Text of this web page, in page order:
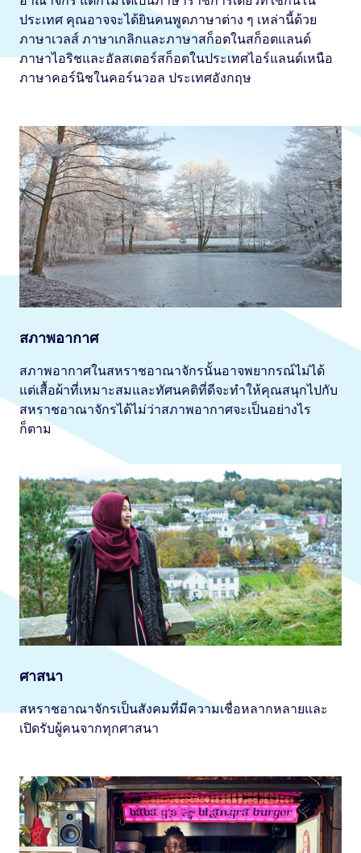
ประเทศ คุณอาจจะได้ยินคนพูดภาษาต่าง ๆ เหล่านี้ด้วย
ภาษาเวลส์ ภาษาเกลิกและภาษาสก็อตในสก็อตแลนด์
ภาษาไอริชและอัลสเตอร์สก็อตในประเทศไอร์แลนด์เหนือ
ภาษาคอร์นิชในคอร์นวอล ประเทศอังกฤษ
สภาพอากาศ
สภาพอากาศในสหราชอาณาจักรนั้นอาจพยากรณ์ไม่ได้
แต่เสื้อผ้าที่เหมาะสมและทัศนคติที่ดีจะทำให้คุณสนุกไปกับ
สหราชอาณาจักรได้ไม่ว่าสภาพอากาศจะเป็นอย่างไร
ก็ตาม
ศาสนา
สหราชอาณาจักรเป็นสังคมที่มีความเชื่อหลากหลายและ
เปิดรับผู้คนจากทุกศาสนา